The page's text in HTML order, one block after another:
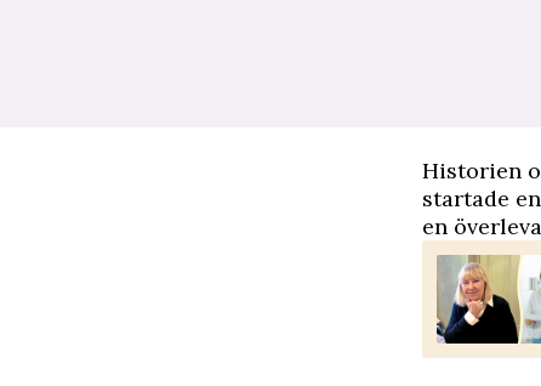
Historien
startade
en